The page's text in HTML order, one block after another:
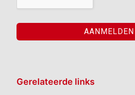
Gerelateerde links